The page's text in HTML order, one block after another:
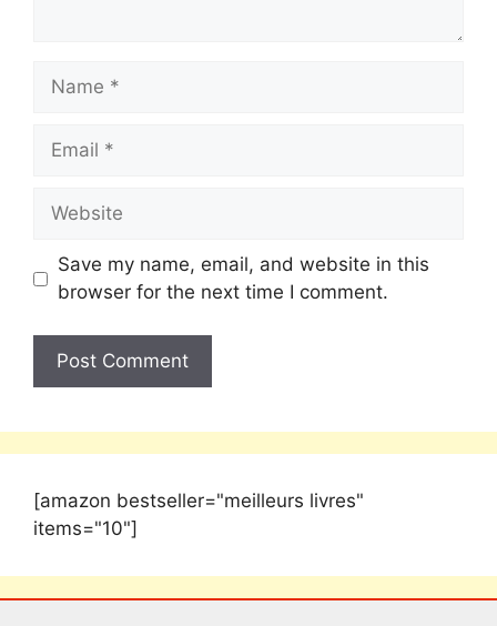
Save my name, email, and website in this
browser for the next time I comment.
[amazon bestseller="meilleurs livres"
items="10"]